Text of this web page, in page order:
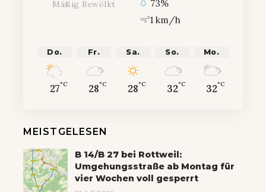
Mäßig Bewölkt
73%
1 km/h
Do.
27°C
Fr.
28°C
Sa.
28°C
So.
32°C
Mo.
32°C
MEISTGELESEN
B 14/B 27 bei Rottweil:
Umgehungsstraße ab Montag für
vier Wochen voll gesperrt